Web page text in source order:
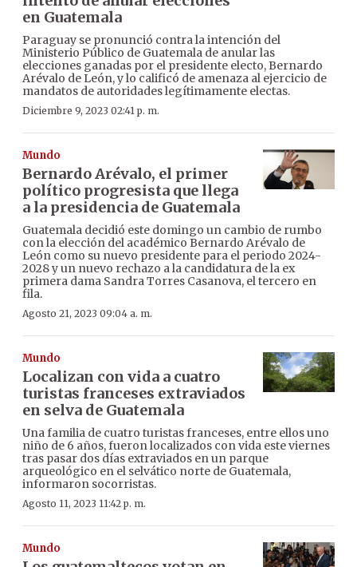
en Guatemala
Paraguay se pronunció contra la intención del
Ministerio Público de Guatemala de anular las
elecciones ganadas por el presidente electo, Bernardo
Arévalo de León, y lo calificó de amenaza al ejercicio de
mandatos de autoridades legítimamente electas.
Diciembre 9, 2023 02:41 p. m.
Mundo
Bernardo Arévalo, el primer
político progresista que llega
a la presidencia de Guatemala
Guatemala decidió este domingo un cambio de rumbo
con la elección del académico Bernardo Arévalo de
León como su nuevo presidente para el periodo 2024-
2028 y un nuevo rechazo a la candidatura de la ex
primera dama Sandra Torres Casanova, el tercero en
fila.
Agosto 21, 2023 09:04 a. m.
Mundo
Localizan con vida a cuatro
turistas franceses extraviados
en selva de Guatemala
Una familia de cuatro turistas franceses, entre ellos uno
niño de 6 años, fueron localizados con vida este viernes
tras pasar dos días extraviados en un parque
arqueológico en el selvático norte de Guatemala,
informaron socorristas.
Agosto 11, 2023 11:42 p. m.
Mundo